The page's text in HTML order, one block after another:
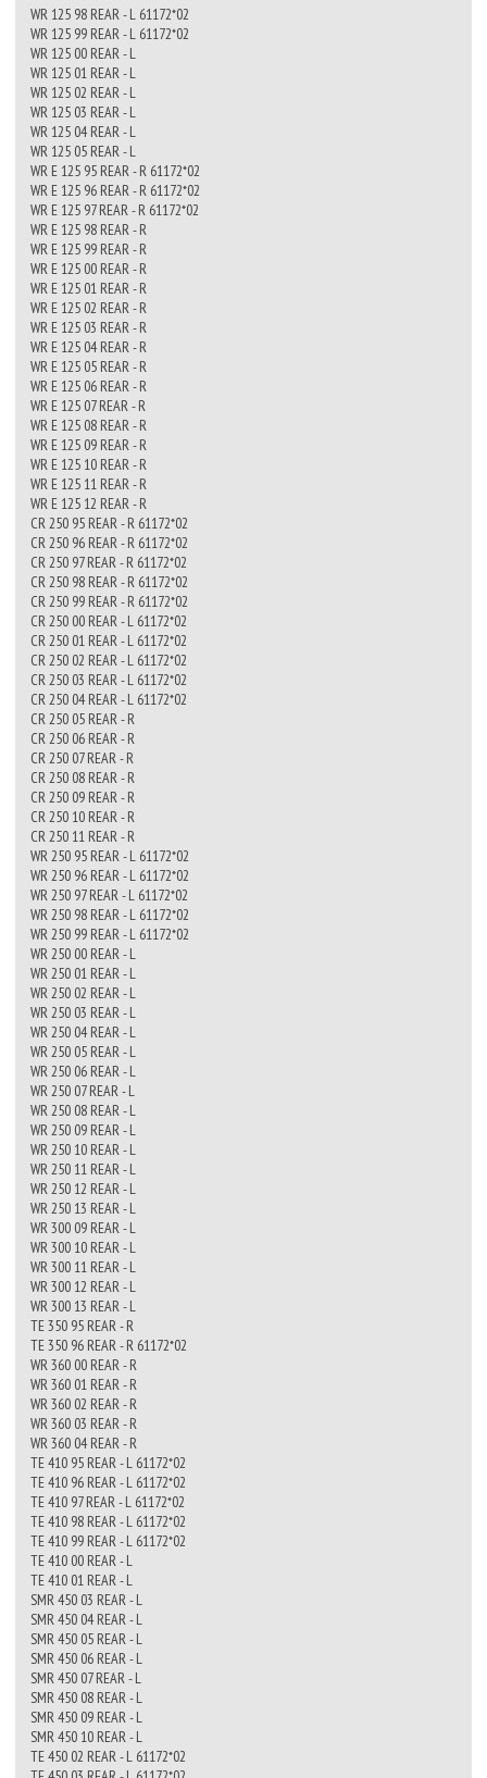
WR 125 98 REAR - L 61172*02
WR 125 99 REAR - L 61172*02
WR 125 00 REAR - L
WR 125 01 REAR - L
WR 125 02 REAR - L
WR 125 03 REAR - L
WR 125 04 REAR - L
WR 125 05 REAR - L
WR E 125 95 REAR - R 61172*02
WR E 125 96 REAR - R 61172*02
WR E 125 97 REAR - R 61172*02
WR E 125 98 REAR - R
WR E 125 99 REAR - R
WR E 125 00 REAR - R
WR E 125 01 REAR - R
WR E 125 02 REAR - R
WR E 125 03 REAR - R
WR E 125 04 REAR - R
WR E 125 05 REAR - R
WR E 125 06 REAR - R
WR E 125 07 REAR - R
WR E 125 08 REAR - R
WR E 125 09 REAR - R
WR E 125 10 REAR - R
WR E 125 11 REAR - R
WR E 125 12 REAR - R
CR 250 95 REAR - R 61172*02
CR 250 96 REAR - R 61172*02
CR 250 97 REAR - R 61172*02
CR 250 98 REAR - R 61172*02
CR 250 99 REAR - R 61172*02
CR 250 00 REAR - L 61172*02
CR 250 01 REAR - L 61172*02
CR 250 02 REAR - L 61172*02
CR 250 03 REAR - L 61172*02
CR 250 04 REAR - L 61172*02
CR 250 05 REAR - R
CR 250 06 REAR - R
CR 250 07 REAR - R
CR 250 08 REAR - R
CR 250 09 REAR - R
CR 250 10 REAR - R
CR 250 11 REAR - R
WR 250 95 REAR - L 61172*02
WR 250 96 REAR - L 61172*02
WR 250 97 REAR - L 61172*02
WR 250 98 REAR - L 61172*02
WR 250 99 REAR - L 61172*02
WR 250 00 REAR - L
WR 250 01 REAR - L
WR 250 02 REAR - L
WR 250 03 REAR - L
WR 250 04 REAR - L
WR 250 05 REAR - L
WR 250 06 REAR - L
WR 250 07 REAR - L
WR 250 08 REAR - L
WR 250 09 REAR - L
WR 250 10 REAR - L
WR 250 11 REAR - L
WR 250 12 REAR - L
WR 250 13 REAR - L
WR 300 09 REAR - L
WR 300 10 REAR - L
WR 300 11 REAR - L
WR 300 12 REAR - L
WR 300 13 REAR - L
TE 350 95 REAR - R
TE 350 96 REAR - R 61172*02
WR 360 00 REAR - R
WR 360 01 REAR - R
WR 360 02 REAR - R
WR 360 03 REAR - R
WR 360 04 REAR - R
TE 410 95 REAR - L 61172*02
TE 410 96 REAR - L 61172*02
TE 410 97 REAR - L 61172*02
TE 410 98 REAR - L 61172*02
TE 410 99 REAR - L 61172*02
TE 410 00 REAR - L
TE 410 01 REAR - L
SMR 450 03 REAR - L
SMR 450 04 REAR - L
SMR 450 05 REAR - L
SMR 450 06 REAR - L
SMR 450 07 REAR - L
SMR 450 08 REAR - L
SMR 450 09 REAR - L
SMR 450 10 REAR - L
TE 450 02 REAR - L 61172*02